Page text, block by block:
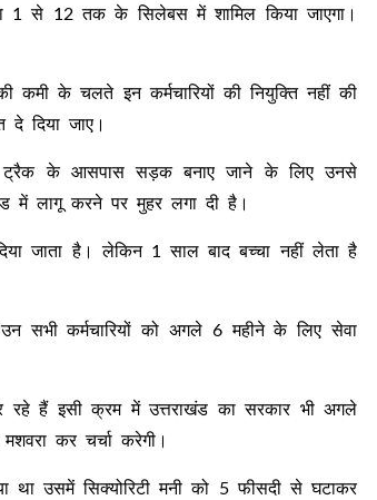
1 से 12 तक के सिलेबस में शामिल किया जाएगा।
कमी के चलते इन कर्मचारियों की नियुक्ति नहीं की
दे दिया जाए।
ट्रैक के आसपास सड़क बनाए जाने के लिए उनसे
में लागू करने पर मुहर लगा दी है।
जाता है। लेकिन 1 साल बाद बच्चा नहीं लेता है
सभी कर्मचारियों को अगले 6 महीने के लिए सेवा
हैं इसी क्रम में उत्तराखंड का सरकार भी अगले
कर चर्चा करेगी।
था उसमें सिक्योरिटी मनी को 5 फीसदी से घटाकर